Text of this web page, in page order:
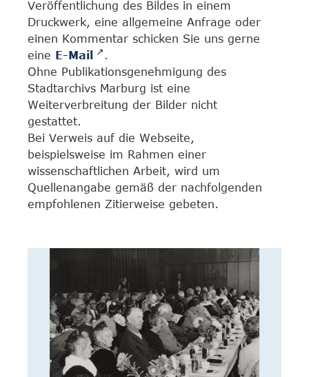
Veröffentlichung des Bildes in einem
Druckwerk, eine allgemeine Anfrage oder
einen Kommentar schicken Sie uns gerne
eine E-Mail
.
Ohne Publikationsgenehmigung des
Stadtarchivs Marburg ist eine
Weiterverbreitung der Bilder nicht
gestattet.
Bei Verweis auf die Webseite,
beispielsweise im Rahmen einer
wissenschaftlichen Arbeit, wird um
Quellenangabe gemäß der nachfolgenden
empfohlenen Zitierweise gebeten.